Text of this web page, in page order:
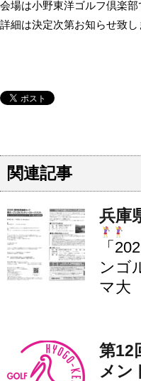
会場は小野東洋ゴルフ倶楽
詳細は決定次第お知らせ致し
関連記事
兵庫
「
ンゴ
マ大
第12
メン